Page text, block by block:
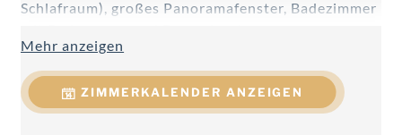
Schlafraum), großes Panoramafenster, Badezimmer
Doppelwaschtisch, WC getrennt, Föhn,
Handtuchtrockner, Telefon, 2 Smart Flat-TV, DVD,
Dolby Surround System, W-LAN, Safe, Kachelofen,
Nespresso Kaffeemaschine, Teekocher, Mikrowelle
Mehr anzeigen
ZIMMERKALENDER ANZEIGEN